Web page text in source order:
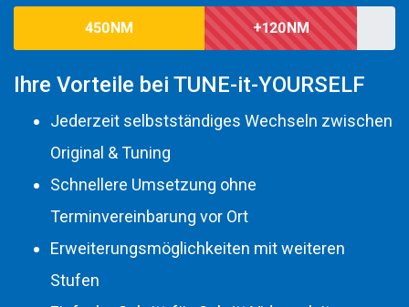
450NM +120NM
Ihre Vorteile bei TUNE-it-YOURSELF
Jederzeit selbstständiges Wechseln zwischen
Original & Tuning
Schnellere Umsetzung ohne
Terminvereinbarung vor Ort
Erweiterungsmöglichkeiten mit weiteren
Stufen